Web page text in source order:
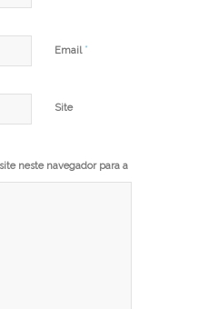
Email *
Site
neste navegador para a